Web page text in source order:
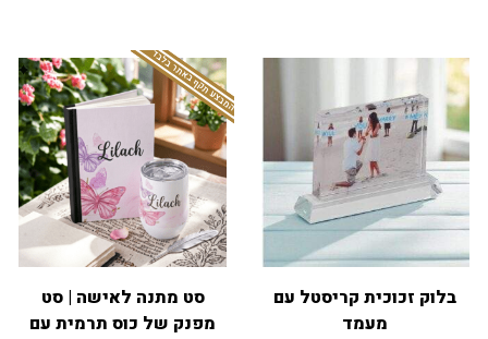
בלוק זכוכית קריסטל עם
מעמד
המבצע תקף באתר בלבד
סט מתנה לאישה | סט
מפנק של כוס תרמית עם